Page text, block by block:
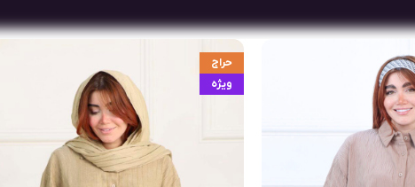
حراج
ویژه